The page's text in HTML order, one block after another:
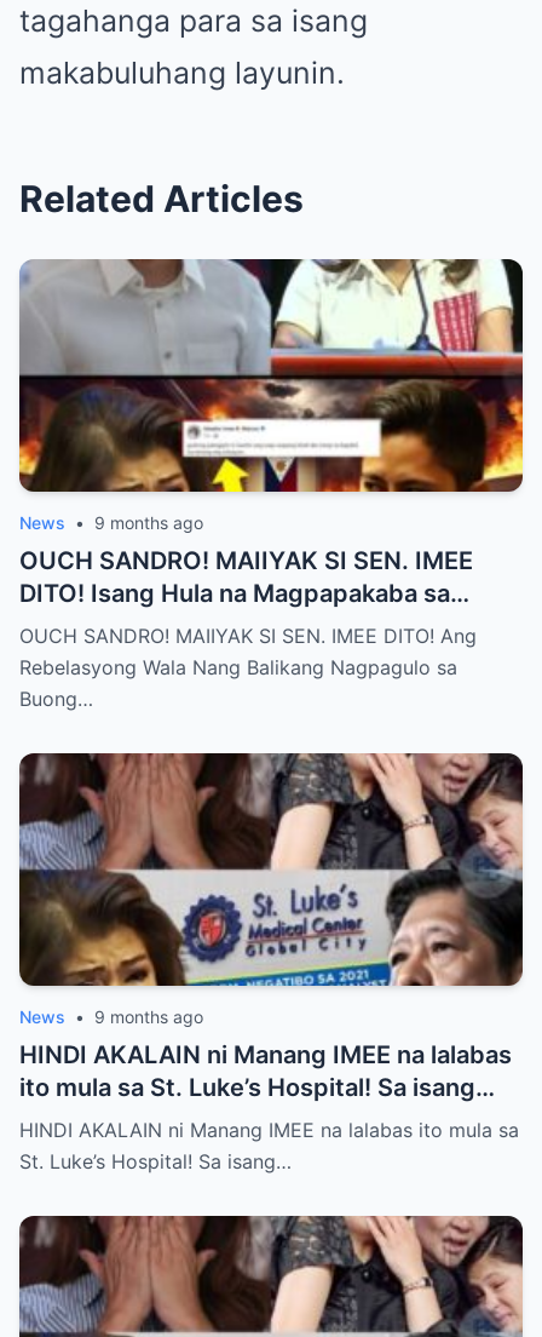
tagahanga para sa isang
makabuluhang layunin.
Related Articles
News • 9 months ago
OUCH SANDRO! MAIIYAK SI SEN. IMEE
DITO! Isang Hula na Magpapakaba sa
Buong Bansa! Ano ang matinding nangyari
sa pagitan nila?
OUCH SANDRO! MAIIYAK SI SEN. IMEE DITO! Ang
Rebelasyong Wala Nang Balikang Nagpagulo sa
Buong…
News • 9 months ago
HINDI AKALAIN ni Manang IMEE na lalabas
ito mula sa St. Luke’s Hospital! Sa isang
tahimik at maalinsangang hapon sa
lungsod ng Quezon, si Manang IMEE, isang
komunidad, ay naglakad papasok sa St.
Luke’s Hospital para sa isang ordinaryong
check-up. Walang sinuman ang
nakakaalam na sa araw na iyon, isang
HINDI AKALAIN ni Manang IMEE na lalabas ito mula sa
St. Luke’s Hospital! Sa isang…